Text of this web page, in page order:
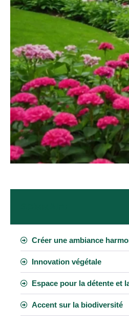
Créer une ambiance
Innovation végétale
Espace pour la détente et
Accent sur la biodiversité